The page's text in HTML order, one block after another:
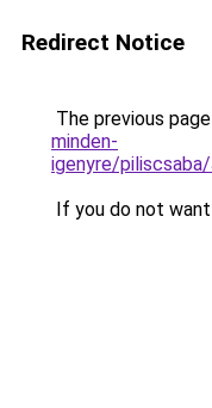
Redirect Notice
The previous
minden-
igenyre/piliscsaba/
If you do not